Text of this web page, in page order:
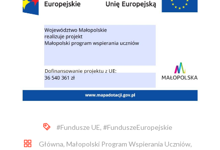
#Fundusze UE, #FunduszeEuropejskie
Główna, Małopolski Program Wspierania Uczniów,